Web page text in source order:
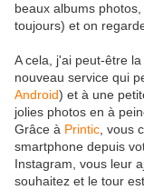
beaux albums
toujours) et on
A cela, j'ai peut-être
nouveau service qui
Android) et à une
jolies photos en à
Grâce à Printic , vous
smartphone depuis
Instagram, vous leur
souhaitez et le tour